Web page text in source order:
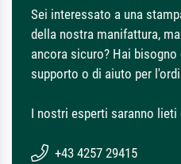
Sei interessato a una
della nostra manifattura,
ancora sicuro? Hai
supporto o di aiuto per
I nostri esperti saranno lieti
+43 4257 29415